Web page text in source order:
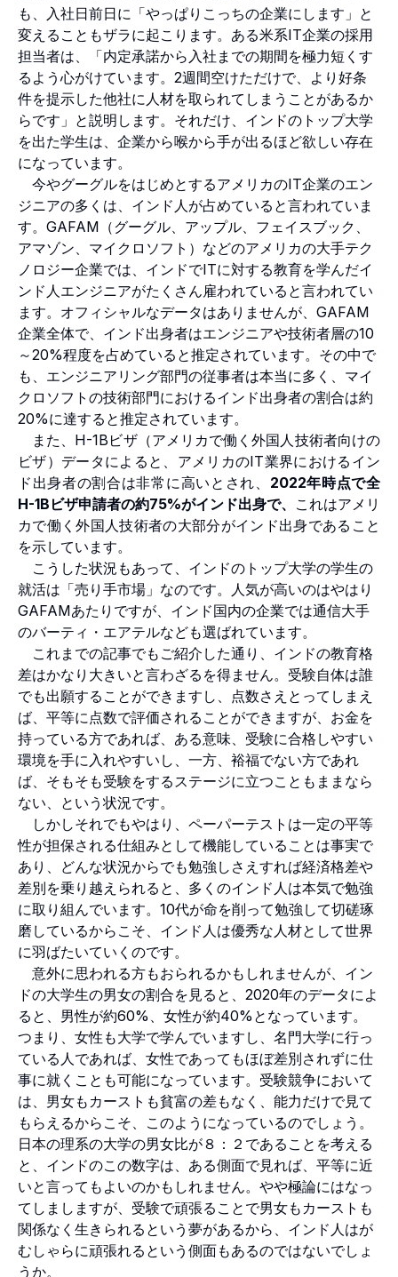
も、入社日前日に「やっぱりこっちの企業にします」と
変えることもザラに起こります。ある米系IT企業の採用
担当者は、「内定承諾から入社までの期間を極力短くす
るよう心がけています。2週間空けただけで、より好条
件を提示した他社に人材を取られてしまうことがあるか
らです」と説明します。それだけ、インドのトップ大学
を出た学生は、企業から喉から手が出るほど欲しい存在
になっています。
今やグーグルをはじめとするアメリカのIT企業のエン
ジニアの多くは、インド人が占めていると言われていま
す。GAFAM（グーグル、アップル、フェイスブック、
アマゾン、マイクロソフト）などのアメリカの大手テク
ノロジー企業では、インドでITに対する教育を学んだイ
ンド人エンジニアがたくさん雇われていると言われてい
ます。オフィシャルなデータはありませんが、GAFAM
企業全体で、インド出身者はエンジニアや技術者層の10
～20%程度を占めていると推定されています。その中で
も、エンジニアリング部門の従事者は本当に多く、マイ
クロソフトの技術部門におけるインド出身者の割合は約
20%に達すると推定されています。
また、H-1Bビザ（アメリカで働く外国人技術者向けの
ビザ）データによると、アメリカのIT業界におけるイン
ド出身者の割合は非常に高いとされ、 2022年時点で全
H-1Bビザ申請者の約75%がインド出身で、 これはアメリ
カで働く外国人技術者の大部分がインド出身であること
を示しています。
こうした状況もあって、インドのトップ大学の学生の
就活は「売り手市場」なのです。人気が高いのはやはり
GAFAMあたりですが、インド国内の企業では通信大手
のバーティ・エアテルなども選ばれています。
これまでの記事でもご紹介した通り、インドの教育格
差はかなり大きいと言わざるを得ません。受験自体は誰
でも出願することができますし、点数さえとってしまえ
ば、平等に点数で評価されることができますが、お金を
持っている方であれば、ある意味、受験に合格しやすい
環境を手に入れやすいし、一方、裕福でない方であれ
ば、そもそも受験をするステージに立つこともままなら
ない、という状況です。
しかしそれでもやはり、ペーパーテストは一定の平等
性が担保される仕組みとして機能していることは事実で
あり、どんな状況からでも勉強しさえすれば経済格差や
差別を乗り越えられると、多くのインド人は本気で勉強
に取り組んでいます。10代が命を削って勉強して切磋琢
磨しているからこそ、インド人は優秀な人材として世界
に羽ばたいていくのです。
意外に思われる方もおられるかもしれませんが、イン
ドの大学生の男女の割合を見ると、2020年のデータによ
ると、男性が約60%、女性が約40%となっています。
つまり、女性も大学で学んでいますし、名門大学に行っ
ている人であれば、女性であってもほぼ差別されずに仕
事に就くことも可能になっています。受験競争において
は、男女もカーストも貧富の差もなく、能力だけで見て
もらえるからこそ、このようになっているのでしょう。
日本の理系の大学の男女比が８：２であることを考える
と、インドのこの数字は、ある側面で見れば、平等に近
いと言ってもよいのかもしれません。やや極論にはなっ
てしましますが、受験で頑張ることで男女もカーストも
関係なく生きられるという夢があるから、インド人はが
むしゃらに頑張れるという側面もあるのではないでしょ
うか。